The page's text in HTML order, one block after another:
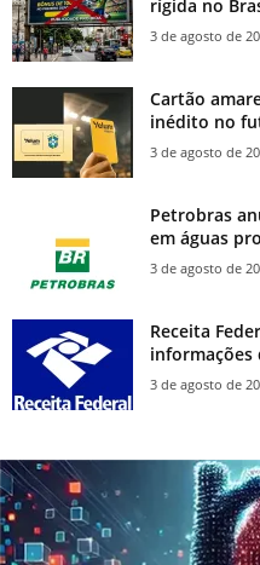
rígida no
3 de agosto de
Cartão
inédito no
3 de agosto de
Petrobras
em águas
3 de agosto de
Receita
informações
3 de agosto de